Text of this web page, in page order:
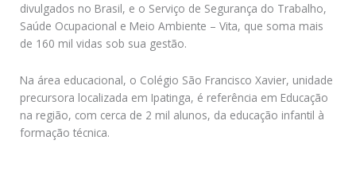
divulgados no Brasil, e o Serviço de Segurança do Trabalho,
Saúde Ocupacional e Meio Ambiente – Vita, que soma mais
de 160 mil vidas sob sua gestão.
Na área educacional, o Colégio São Francisco Xavier, unidade
precursora localizada em Ipatinga, é referência em Educação
na região, com cerca de 2 mil alunos, da educação infantil à
formação técnica.